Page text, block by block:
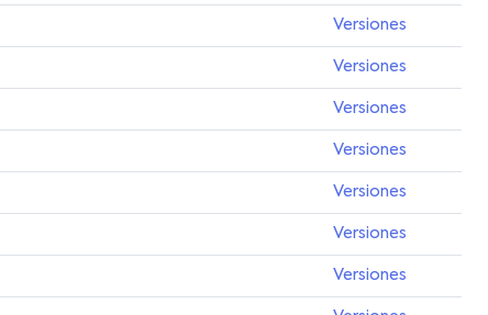
Versiones
Versiones
Versiones
Versiones
Versiones
Versiones
Versiones